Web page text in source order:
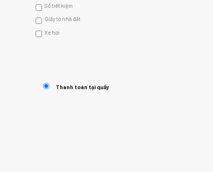
Sổ tiết kiệm
Giấy tờ nhà đất
Xe hơi
Thanh toán tại quầy